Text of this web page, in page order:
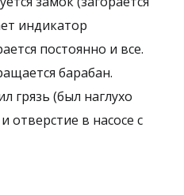
индикатор
постоянно и все.
барабан.
грязь (был наглухо
отверстие в насосе с